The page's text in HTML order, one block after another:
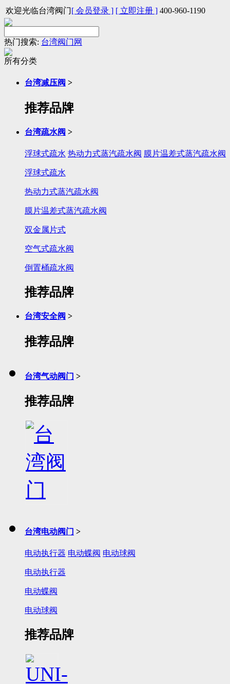
欢迎光临台湾阀门[ 会员登录 ] [ 立即注册 ] 400-960-1190
热门搜索: 台湾阀门网
所有分类
台湾减压阀 >
推荐品牌
台湾疏水阀 >
浮球式疏水 热动力式蒸汽疏水阀 膜片温差式蒸汽疏水阀
浮球式疏水
热动力式蒸汽疏水阀
膜片温差式蒸汽疏水阀
双金属片式
空气式疏水阀
倒置桶疏水阀
推荐品牌
台湾安全阀 >
推荐品牌
台湾气动阀门 >
推荐品牌
台湾电动阀门 >
电动执行器 电动蝶阀 电动球阀
电动执行器
电动蝶阀
电动球阀
推荐品牌